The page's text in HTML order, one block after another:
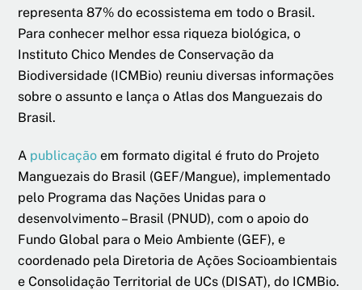
representa 87% do ecossistema em todo o Brasil.
Para conhecer melhor essa riqueza biológica, o
Instituto Chico Mendes de Conservação da
Biodiversidade (ICMBio) reuniu diversas informações
sobre o assunto e lança o Atlas dos Manguezais do
Brasil.
A publicação em formato digital é fruto do Projeto
Manguezais do Brasil (GEF/Mangue), implementado
pelo Programa das Nações Unidas para o
desenvolvimento – Brasil (PNUD), com o apoio do
Fundo Global para o Meio Ambiente (GEF), e
coordenado pela Diretoria de Ações Socioambientais
e Consolidação Territorial de UCs (DISAT), do ICMBio.